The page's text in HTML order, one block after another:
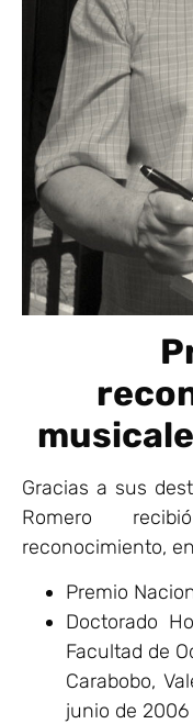
Gracias a sus
Romero
reconocimiento,
Premio
Doctorado
Facultad de
Carabobo,
junio de 2006